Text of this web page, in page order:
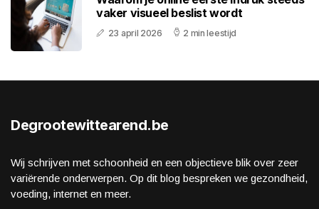
vaker visueel beslist wordt
23 april 2026 2 min leestijd
Degrootewittearend.be
Wij schrijven met schoonheid en een objectieve blik over zeer
variërende onderwerpen. Op dit blog bespreken we gezondheid,
voeding, internet en meer.